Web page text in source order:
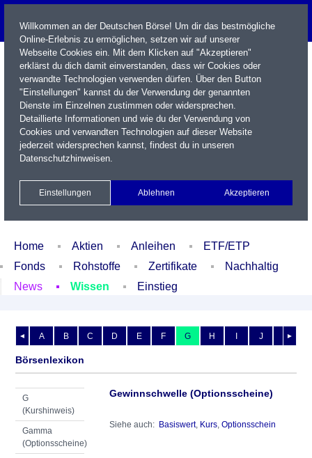
Name / WKN / ISIN / Kürzel
Xetra Realtime
Watchlist Portfolio Login
Home Aktien Anleihen
ETF/ETP
Fonds
Rohstoffe Zertifikate
Nachhaltig
News
Wissen Einstieg
◄ ►
A B C D E F G H I J K
Börsenlexikon
G
(Kurshinweis)
Gamma
(Optionsscheine)
Gewinnschwelle (Optionsscheine)
Siehe auch: Basiswert, Kurs, Optionsschein
Willkommen an der Deutschen Börse! Um dir das bestmögliche
Online-Erlebnis zu ermöglichen, setzen wir auf unserer
Webseite Cookies ein. Mit dem Klicken auf "Akzeptieren"
erklärst du dich damit einverstanden, dass wir Cookies oder
verwandte Technologien verwenden dürfen. Über den Button
"Einstellungen" kannst du der Verwendung der genannten
Dienste im Einzelnen zustimmen oder widersprechen.
Detaillierte Informationen und wie du der Verwendung von
Cookies und verwandten Technologien auf dieser Website
jederzeit widersprechen kannst, findest du in unseren
Datenschutzhinweisen.
Einstellungen Ablehnen Akzeptieren